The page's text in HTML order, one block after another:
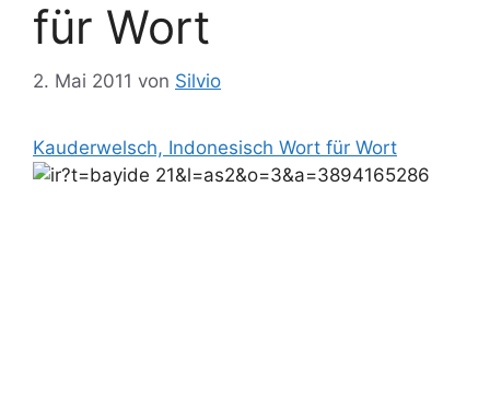
für Wort
2. Mai 2011 von Silvio
Kauderwelsch, Indonesisch Wort für Wort